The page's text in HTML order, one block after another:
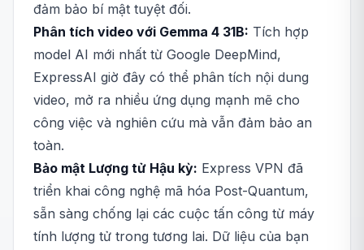
đảm bảo bí mật tuyệt đối.
Phân tích video với Gemma 4 31B: Tích hợp
model AI mới nhất từ Google DeepMind,
ExpressAI giờ đây có thể phân tích nội dung
video, mở ra nhiều ứng dụng mạnh mẽ cho
công việc và nghiên cứu mà vẫn đảm bảo an
toàn.
Bảo mật Lượng tử Hậu kỳ: Express VPN đã
triển khai công nghệ mã hóa Post-Quantum,
sẵn sàng chống lại các cuộc tấn công từ máy
tính lượng tử trong tương lai. Dữ liệu của bạn